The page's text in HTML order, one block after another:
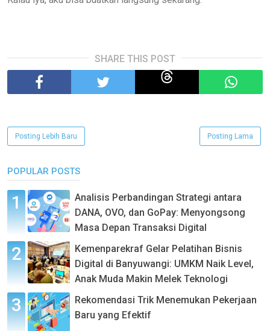
SHARE THIS POST
Posting Lebih Baru Posting Lama
POPULAR POSTS
Analisis Perbandingan Strategi antara
DANA, OVO, dan GoPay: Menyongsong
Masa Depan Transaksi Digital
Kemenparekraf Gelar Pelatihan Bisnis
Digital di Banyuwangi: UMKM Naik Level,
Anak Muda Makin Melek Teknologi
Rekomendasi Trik Menemukan Pekerjaan
Baru yang Efektif